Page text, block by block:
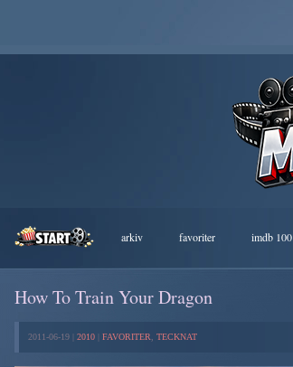
arkiv favoriter imdb 100
How To Train Your Dragon
2011-06-19 | 2010 FAVORITER TECKNAT